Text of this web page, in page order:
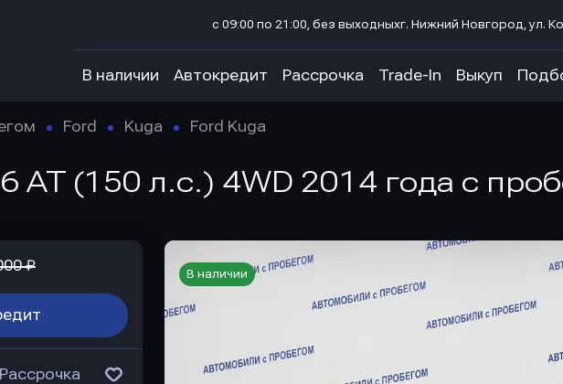
с 09:00 по 21:00, без выходныхг. Нижний Новгород, ул.
В наличии Автокредит Рассрочка Trade-In Выкуп
Ford Kuga Ford Kuga
AT (150 л.с.) 4WD 2014 года с
В наличии
₽
Рассрочка